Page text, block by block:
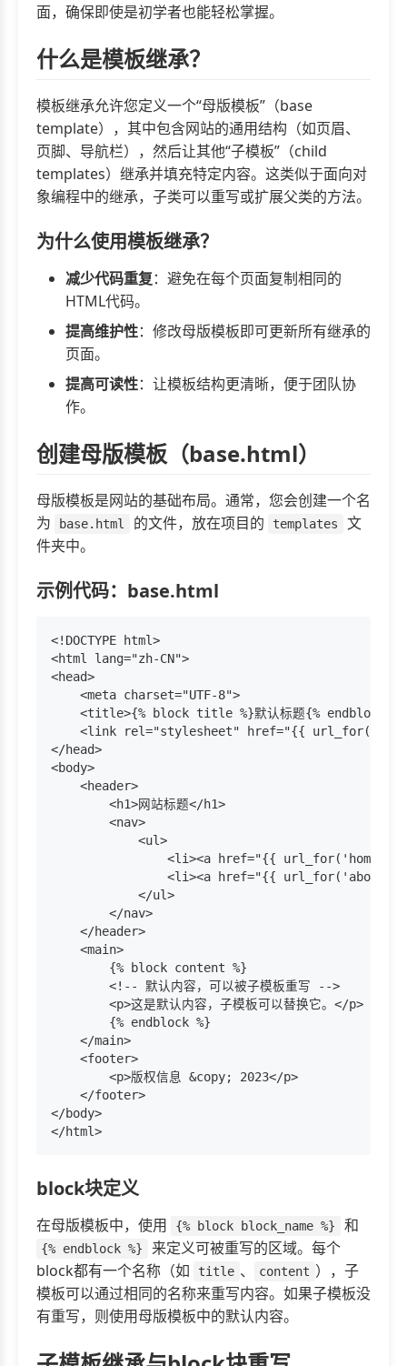
面，确保即使是初学者也能轻松掌握。
什么是模板继承？
模板继承允许您定义一个“母版模板”（base
template），其中包含网站的通用结构（如页眉、
页脚、导航栏），然后让其他“子模板”（child
templates）继承并填充特定内容。这类似于面向对
象编程中的继承，子类可以重写或扩展父类的方法。
为什么使用模板继承？
减少代码重复：避免在每个页面复制相同的
HTML代码。
提高维护性：修改母版模板即可更新所有继承的
页面。
提高可读性：让模板结构更清晰，便于团队协
作。
创建母版模板（base.html）
母版模板是网站的基础布局。通常，您会创建一个名
为
base.html 的文件，放在项目的 templates
文
件夹中。
示例代码：base.html
<!DOCTYPE html>
<html lang="zh-CN">
<head>
    <meta charset="UTF-8">
<title>{% block title %}默认标题{% endblock
<link rel="stylesheet" href="{{
</head>
<body>
    <header>
        <h1>网站标题</h1>
        <nav>
            <ul>
<li><a href="{{ url_for('home')
<li><a href="{{ url_for('about')
            </ul>
        </nav>
    </header>
    <main>
        {% block content %}
        <!-- 默认内容，可以被子模板重写 -->
        <p>这是默认内容，子模板可以替换它。</p>
        {% endblock %}
    </main>
    <footer>
        <p>版权信息 &copy; 2023</p>
    </footer>
</body>
block块定义
在母版模板中，使用 {% block block_name %} 和
{% endblock %}
来定义可被重写的区域。每个
block都有一个名称（如
title 、 content ），子
模板可以通过相同的名称来重写内容。如果子模板没
有重写，则使用母版模板中的默认内容。